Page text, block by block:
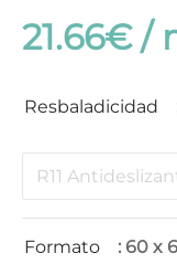
21.66€
Resbaladicidad
R11
Formato : 60 x